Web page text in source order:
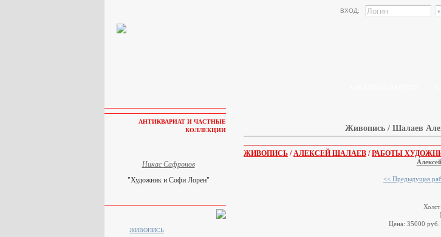
ВХОД:
Живопись / Шалаев
ЖИВОПИСЬ /АЛЕКСЕЙ ШАЛАЕВ /РАБОТЫ
<< Предыдущая
Цена: 35000 руб.
АНТИКВАРИАТ И ЧАСТНЫЕ
КОЛЛЕКЦИИ
Никас Сафронов
"Художник и Софи Лорен"
ЖИВОПИСЬ